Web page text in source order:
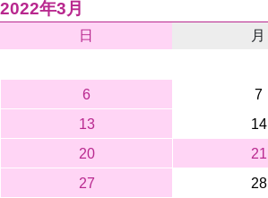
2022年3月
日 月
6
7
13
14
20
21
27
28